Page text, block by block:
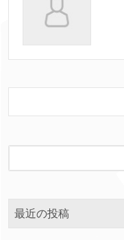
最近の投稿